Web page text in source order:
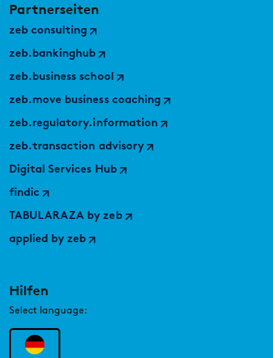
Partnerseiten
zeb consulting
zeb.bankinghub
zeb.business school
zeb.move business coaching
zeb.regulatory.information
zeb.transaction advisory
Digital Services Hub
findic
TABULARAZA by zeb
applied by zeb
Hilfen
Select language: